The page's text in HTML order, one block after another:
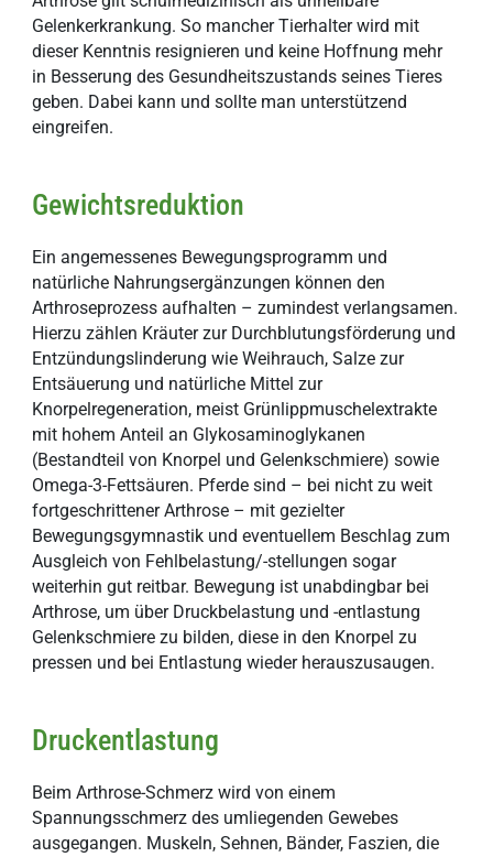
Gelenkerkrankung. So mancher Tierhalter wird mit
dieser Kenntnis resignieren und keine Hoffnung mehr
in Besserung des Gesundheitszustands seines Tieres
geben. Dabei kann und sollte man unterstützend
eingreifen.
Gewichtsreduktion
Ein angemessenes Bewegungsprogramm und
natürliche Nahrungsergänzungen können den
Arthroseprozess aufhalten – zumindest verlangsamen.
Hierzu zählen Kräuter zur Durchblutungsförderung und
Entzündungslinderung wie Weihrauch, Salze zur
Entsäuerung und natürliche Mittel zur
Knorpelregeneration, meist Grünlippmuschelextrakte
mit hohem Anteil an Glykosaminoglykanen
(Bestandteil von Knorpel und Gelenkschmiere) sowie
Omega-3-Fettsäuren. Pferde sind – bei nicht zu weit
fortgeschrittener Arthrose – mit gezielter
Bewegungsgymnastik und eventuellem Beschlag zum
Ausgleich von Fehlbelastung/-stellungen sogar
weiterhin gut reitbar. Bewegung ist unabdingbar bei
Arthrose, um über Druckbelastung und -entlastung
Gelenkschmiere zu bilden, diese in den Knorpel zu
pressen und bei Entlastung wieder herauszusaugen.
Druckentlastung
Beim Arthrose-Schmerz wird von einem
Spannungsschmerz des umliegenden Gewebes
ausgegangen. Muskeln, Sehnen, Bänder, Faszien, die